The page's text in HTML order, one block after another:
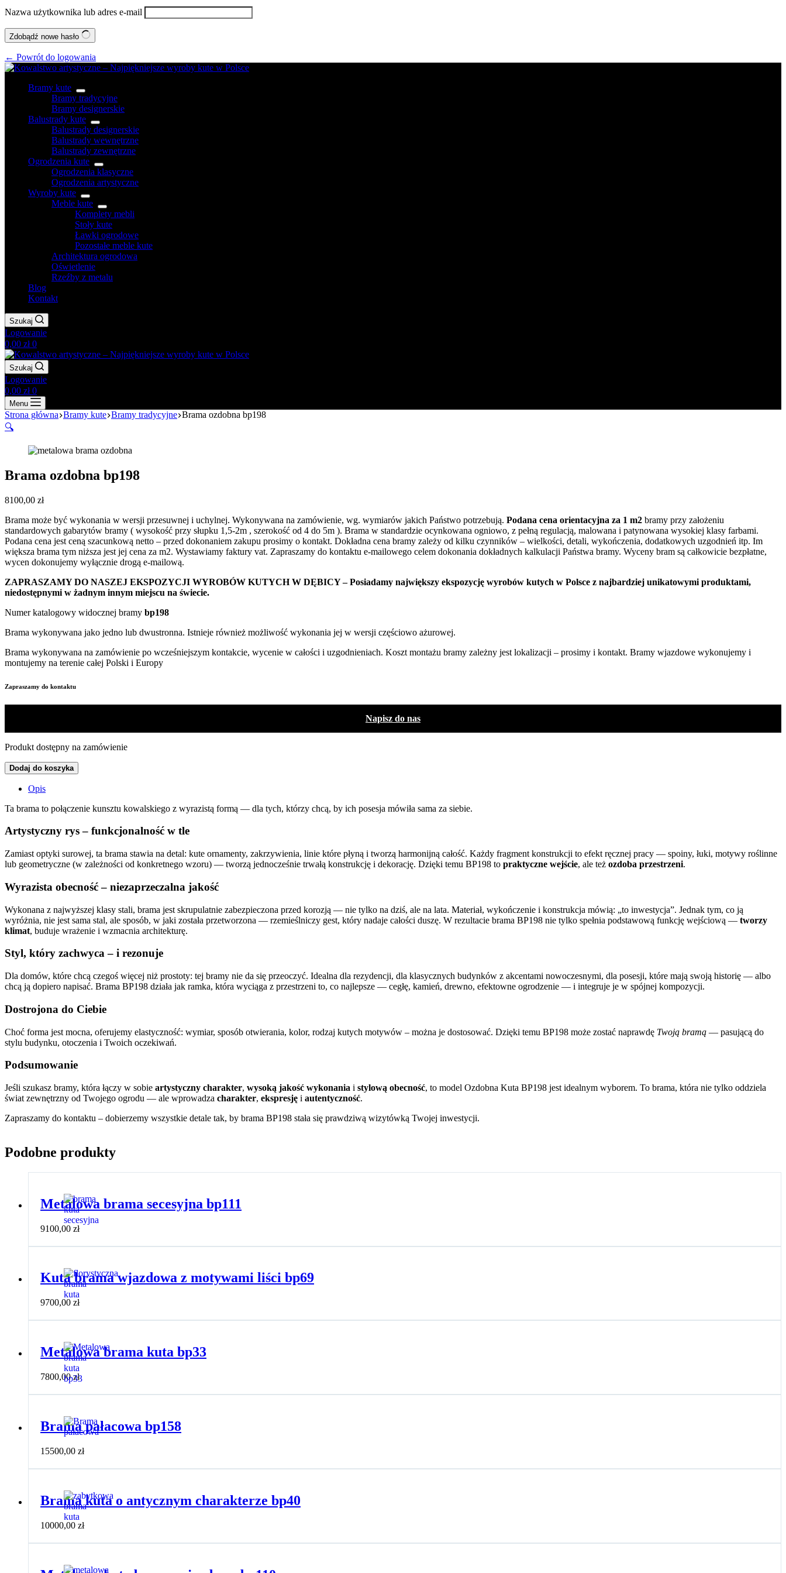
Nazwa użytkownika lub adres e-mail
Zdobądź nowe hasło
← Powrót do logowania
Bramy kute
Bramy tradycyjne
Bramy designerskie
Balustrady kute
Balustrady designerskie
Balustrady wewnętrzne
Balustrady zewnętrzne
Ogrodzenia kute
Ogrodzenia klasyczne
Ogrodzenia artystyczne
Wyroby kute
Meble kute
Komplety mebli
Stoły kute
Ławki ogrodowe
Pozostałe meble kute
Architektura ogrodowa
Oświetlenie
Rzeźby z metalu
Blog
Kontakt
Szukaj
Logowanie
Koszyk
0,00 zł 0
Szukaj
Logowanie
Koszyk
0,00 zł 0
Menu
Strona główna Bramy kute Bramy tradycyjne Brama ozdobna bp198
🔍
Brama ozdobna bp198
8100,00 zł
Brama może być wykonania w wersji przesuwnej i uchylnej. Wykonywana na zamówienie, wg. wymiarów jakich Państwo potrzebują. Podana cena orientacyjna za 1 m2 bramy przy założeniu
standardowych gabarytów bramy ( wysokość przy słupku 1,5-2m , szerokość od 4 do 5m ). Brama w standardzie ocynkowana ogniowo, z pełną regulacją, malowana i patynowana wysokiej klasy farbami.
Podana cena jest ceną szacunkową netto – przed dokonaniem zakupu prosimy o kontakt. Dokładna cena bramy zależy od kilku czynników – wielkości, detali, wykończenia, dodatkowych uzgodnień itp. Im
większa brama tym niższa jest jej cena za m2. Wystawiamy faktury vat. Zapraszamy do kontaktu e-mailowego celem dokonania dokładnych kalkulacji Państwa bramy. Wyceny bram są całkowicie bezpłatne,
wycen dokonujemy wyłącznie drogą e-mailową.
ZAPRASZAMY DO NASZEJ EKSPOZYCJI WYROBÓW KUTYCH W DĘBICY – Posiadamy największy ekspozycję wyrobów kutych w Polsce z najbardziej unikatowymi produktami,
niedostępnymi w żadnym innym miejscu na świecie.
Numer katalogowy widocznej bramy bp198
Brama wykonywana jako jedno lub dwustronna. Istnieje również możliwość wykonania jej w wersji częściowo ażurowej.
Brama wykonywana na zamówienie po wcześniejszym kontakcie, wycenie w całości i uzgodnieniach. Koszt montażu bramy zależny jest lokalizacji – prosimy i kontakt. Bramy wjazdowe wykonujemy i
montujemy na terenie całej Polski i Europy
Zapraszamy do kontaktu
Napisz do nas
Produkt dostępny na zamówienie
Dodaj do koszyka
Opis
Ta brama to połączenie kunsztu kowalskiego z wyrazistą formą — dla tych, którzy chcą, by ich posesja mówiła sama za siebie.
Artystyczny rys – funkcjonalność w tle
Zamiast optyki surowej, ta brama stawia na detal: kute ornamenty, zakrzywienia, linie które płyną i tworzą harmonijną całość. Każdy fragment konstrukcji to efekt ręcznej pracy — spoiny, łuki, motywy roślinne
lub geometryczne (w zależności od konkretnego wzoru) — tworzą jednocześnie trwałą konstrukcję i dekorację. Dzięki temu BP198 to praktyczne wejście, ale też ozdoba przestrzeni.
Wyrazista obecność – niezaprzeczalna jakość
Wykonana z najwyższej klasy stali, brama jest skrupulatnie zabezpieczona przed korozją — nie tylko na dziś, ale na lata. Materiał, wykończenie i konstrukcja mówią: „to inwestycja”. Jednak tym, co ją
wyróżnia, nie jest sama stal, ale sposób, w jaki została przetworzona — rzemieślniczy gest, który nadaje całości duszę. W rezultacie brama BP198 nie tylko spełnia podstawową funkcję wejściową — tworzy
klimat, buduje wrażenie i wzmacnia architekturę.
Styl, który zachwyca – i rezonuje
Dla domów, które chcą czegoś więcej niż prostoty: tej bramy nie da się przeoczyć. Idealna dla rezydencji, dla klasycznych budynków z akcentami nowoczesnymi, dla posesji, które mają swoją historię — albo
chcą ją dopiero napisać. Brama BP198 działa jak ramka, która wyciąga z przestrzeni to, co najlepsze — cegłę, kamień, drewno, efektowne ogrodzenie — i integruje je w spójnej kompozycji.
Dostrojona do Ciebie
Choć forma jest mocna, oferujemy elastyczność: wymiar, sposób otwierania, kolor, rodzaj kutych motywów – można je dostosować. Dzięki temu BP198 może zostać naprawdę Twoją bramą — pasującą do
stylu budynku, otoczenia i Twoich oczekiwań.
Podsumowanie
Jeśli szukasz bramy, która łączy w sobie artystyczny charakter, wysoką jakość wykonania i stylową obecność, to model Ozdobna Kuta BP198 jest idealnym wyborem. To brama, która nie tylko oddziela
świat zewnętrzny od Twojego ogrodu — ale wprowadza charakter, ekspresję i autentyczność.
Zapraszamy do kontaktu – dobierzemy wszystkie detale tak, by brama BP198 stała się prawdziwą wizytówką Twojej inwestycji.
Podobne produkty
Metalowa brama secesyjna bp111
9100,00 zł
Kuta brama wjazdowa z motywami liści bp69
9700,00 zł
Metalowa brama kuta bp33
7800,00zł
Brama pałacowa bp158
15500,00 zł
Brama kuta o antycznym charakterze bp40
10000,00 zł